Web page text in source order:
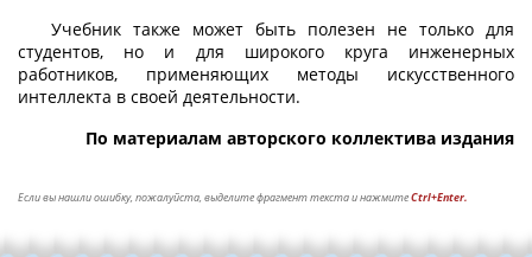
Учебник также может быть полезен не только для
студентов, но и для широкого круга инженерных
работников, применяющих методы искусственного
интеллекта в своей деятельности.
По материалам авторского коллектива издания
Если вы нашли ошибку, пожалуйста, выделите фрагмент текста и нажмитеCtrl+Enter.